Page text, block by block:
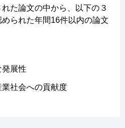
た論文の中から、以下の３
られた年間16件以内の論文
発展性
業社会への貢献度